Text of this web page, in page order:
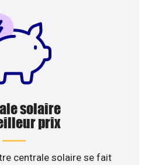
solaire
prix
centrale solaire se fait